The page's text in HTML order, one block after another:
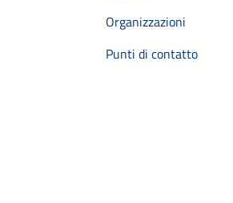
Organizzazioni
Punti di contatto